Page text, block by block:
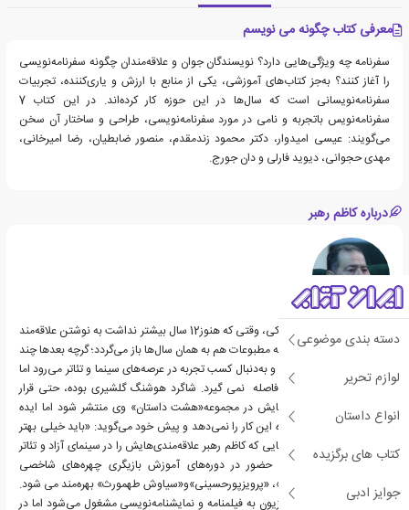
دسته بندی موضوعی
لوازم تحریر
انواع داستان
کتاب های برگزیده
جوایز ادبی
معرفی کتاب چگونه می نویسم
سفرنامه چه ویژگی‌هایی دارد؟ نویسندگان جوان و علاقه‌مندان چگونه سفرنامه‌نویسی
را آغاز کنند؟ به‌جز کتاب‌های آموزشی، یکی از منابع با ارزش و یاری‌کننده، تجربیات
سفرنامه‌نویسانی است که سال‌ها در این حوزه کار کرده‌اند. در این کتاب 7
سفرنامه‌نویس باتجربه و نامی در مورد سفرنامه‌نویسی، طراحی و ساختار آن سخن
می‌گویند: عیسی امیدوار، دکتر محمود زندمقدم، منصور ضابطیان، رضا امیرخانی،
مهدی حجوانی، دیوید فارلی و دان جورج.
درباره کاظم رهبر
از همان سال‌های دور کودکی، وقتی که هنوز12 سال بیشتر نداشت به نوشتن علاقه‌مند
شد و آغاز ورودش به عرصه مطبوعات هم به همان سال‌ها باز می‌گردد؛ گرچه بعدها چند
سالی وقفه ایجاد می‌شود و به‌دنبال کسب تجربه در عرصه‌های سینما و تئاتر می‌رود اما
باز هم چندان از نوشتن فاصله نمی‌ گیرد. شاگرد هوشنگ گلشیری بوده، حتی قرار
می‌شود یکی از داستان‌هایش در مجموعه«هشت داستان» وی منتشر شود اما ایده
آلیست بودنش به او اجازه این کار را نمی‌دهد و پیش خود می‌گوید: «باید خیلی بهتر
از این بنویسم!» در سال‌هایی که کاظم رهبر علاقه‌مندی‌هایش را در سینمای آزاد و تئاتر
دنبال می‌کرده از فرصت حضور در دوره‌های آموزش بازیگری چهره‌های شاخصی
همچون«سوسن تسلیمی»، «پرویزپورحسینی»و«سیاوش طهمورث» بهره‌مند می شود.
مدتی هم در رادیو و تلویزیون به فیلمنامه و نمایشنامه‌نویسی مشغول می‌شود اما در